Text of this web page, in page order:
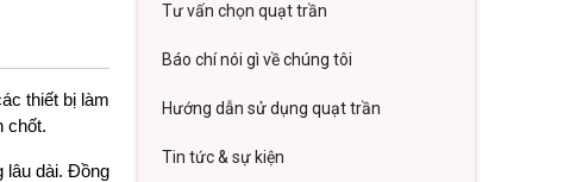
thiết bị làm
chốt.
lâu dài. Đồng
Tư vấn chọn quạt trần
Báo chí nói gì về chúng tôi
Hướng dẫn sử dụng quạt trần
Tin tức & sự kiện